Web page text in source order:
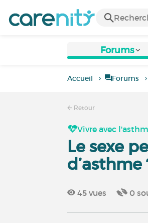
Forums
Accueil Forums
Retour
Vivre avec
Le sexe
d’asthme
45 vues 0